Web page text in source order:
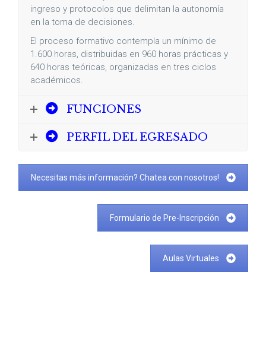
ingreso y protocolos que delimitan la autonomía
en la toma de decisiones.
El proceso formativo contempla un mínimo de
1.600 horas, distribuidas en 960 horas prácticas y
640 horas teóricas, organizadas en tres ciclos
académicos.
FUNCIONES
PERFIL DEL EGRESADO
Necesitas más información? Chatea con nosotros!
Formulario de Pre-Inscripción
Aulas Virtuales